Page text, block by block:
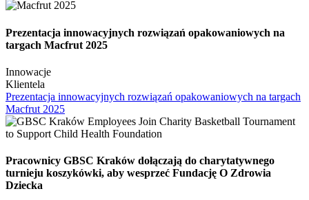
Prezentacja innowacyjnych rozwiązań opakowaniowych na
targach Macfrut 2025
Innowacje
Klientela
Prezentacja innowacyjnych rozwiązań opakowaniowych na targach
Macfrut 2025
Pracownicy GBSC Kraków dołączają do charytatywnego
turnieju koszykówki, aby wesprzeć Fundację O Zdrowia
Dziecka